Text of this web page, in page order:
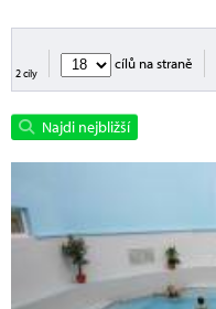
2 cíly
cílů na straně
Najdi nejbližší